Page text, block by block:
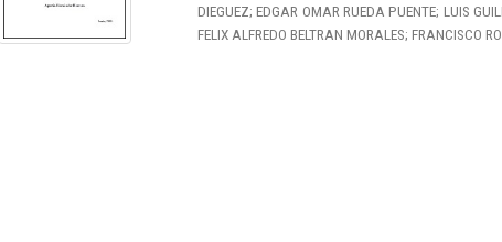
DIEGUEZ; EDGAR OMAR RUEDA PUENTE; LUIS
FELIX ALFREDO BELTRAN MORALES; FRANCISCO